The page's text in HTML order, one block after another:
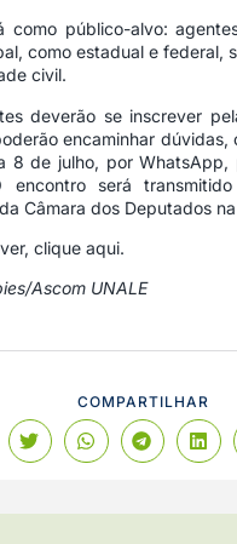
como público-alvo:
como estadual e federal,
civil.
deverão se inscrever
encaminhar dúvidas,
8 de julho, por WhatsApp,
encontro será
Câmara dos Deputados
clique aqui.
Ascom UNALE
COMPARTILHAR